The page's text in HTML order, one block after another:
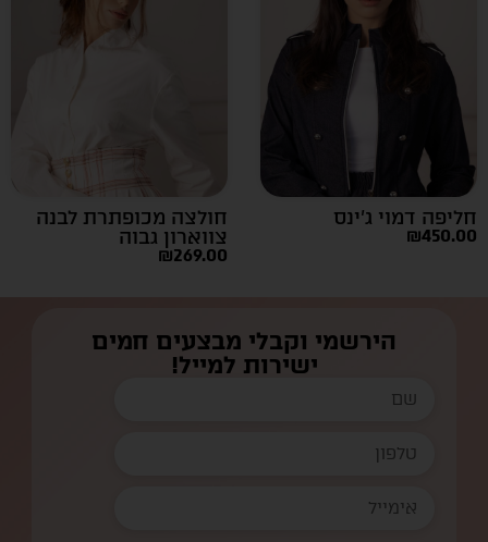
חליפה דמוי ג’ינס
₪450.00
חולצה מכופתרת לבנה
צווארון גבוה
₪269.00
הירשמי וקבלי מבצעים חמים
ישירות למייל!